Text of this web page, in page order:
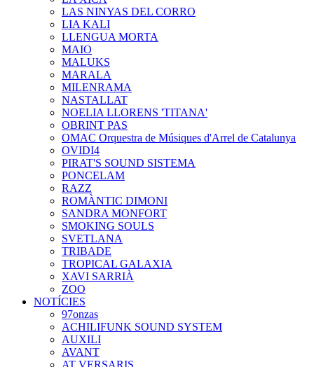
LAS NINYAS DEL CORRO
LIA KALI
LLENGUA MORTA
MAIO
MALUKS
MARALA
MILENRAMA
NASTALLAT
NOELIA LLORENS 'TITANA'
OBRINT PAS
OMAC Orquestra de Músiques d'Arrel de Catalunya
OVIDI4
PIRAT'S SOUND SISTEMA
PONCELAM
RAZZ
ROMÀNTIC DIMONI
SANDRA MONFORT
SMOKING SOULS
SVETLANA
TRIBADE
TROPICAL GALAXIA
XAVI SARRIÀ
ZOO
NOTÍCIES
97onzas
ACHILIFUNK SOUND SYSTEM
AUXILI
AVANT
AT VERSARIS